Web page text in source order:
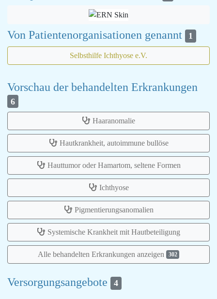
Von Patientenorganisationen genannt 1
Selbsthilfe Ichthyose e.V.
Vorschau der behandelten Erkrankungen
6
Haaranomalie
Hautkrankheit, autoimmune bullöse
Hauttumor oder Hamartom, seltene Formen
Ichthyose
Pigmentierungsanomalien
Systemische Krankheit mit Hautbeteiligung
Alle behandelten Erkrankungen anzeigen 302
Versorgungsangebote 4